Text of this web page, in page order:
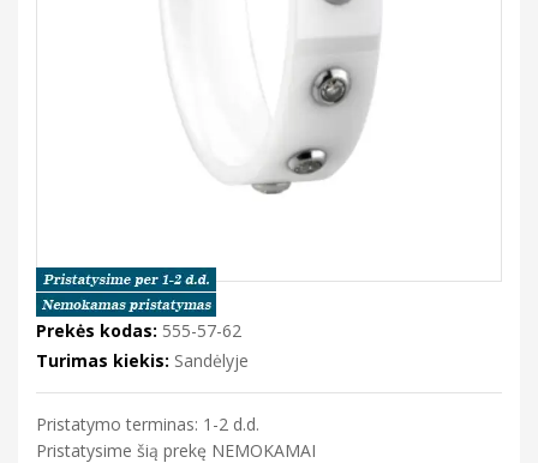
Prekės kodas: 555-57-62
Turimas kiekis: Sandėlyje
Pristatymo terminas: 1-2 d.d.
Pristatysime šią prekę NEMOKAMAI